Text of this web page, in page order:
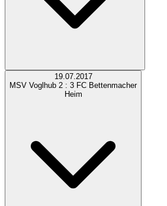
19.07.2017
MSV Voglhub 2 : 3 FC Bettenmacher
Heim